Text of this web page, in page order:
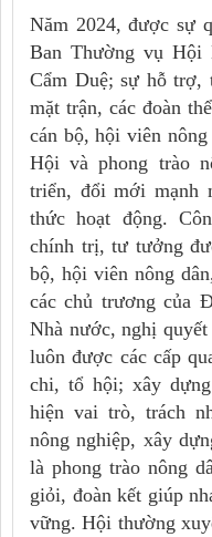
Năm 2024, được sự
Ban Thường vụ Hội
Cẩm Duệ; sự hỗ trợ,
mặt trận, các đoàn
cán bộ, hội viên
Hội và phong trào
triển, đổi mới mạnh
thức hoạt động.
chính trị, tư tưởng
bộ, hội viên nông
các chủ trương của
Nhà nước, nghị
luôn được các cấp
chi, tổ hội; xây
hiện vai trò, trách
nông nghiệp, xây
là phong trào nông
giỏi, đoàn kết giúp
vững. Hội thường